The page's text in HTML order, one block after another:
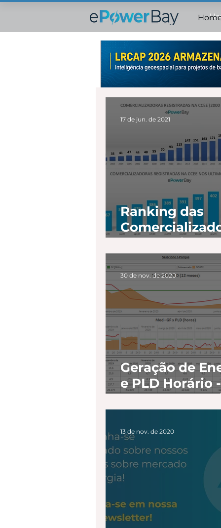
Ranking das
de Energia - Abril
2021
17 de jun. de 2021
Geração de
e PLD Horário -
MODULAÇÃO
30 de nov. de 2020
13 de nov. de 2020